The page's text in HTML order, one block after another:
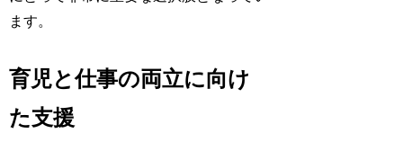
ます。
育児と仕事の両立に向け
た支援